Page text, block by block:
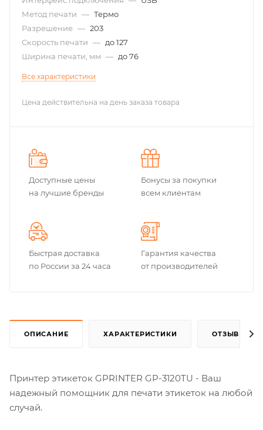
Метод печати — Термо
Разрешение — 203
Скорость печати — до 127
Ширина печати, мм — до 76
Все характеристики
Цена действительна на день заказа товара
Доступные цены
на лучшие бренды
Бонусы за покупки
всем клиентам
Быстрая доставка
по России за 24 часа
Гарантия качества
от производителей
ОПИСАНИЕ ХАРАКТЕРИСТИКИ ОТЗЫВЫ
Принтер этикеток GPRINTER GP-3120TU - Ваш
надежный помощник для печати этикеток на любой
случай.